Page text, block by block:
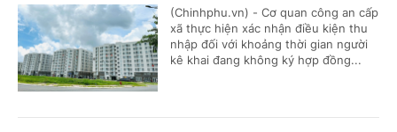
(Chinhphu.vn) - Cơ quan công an cấp
xã thực hiện xác nhận điều kiện thu
nhập đối với khoảng thời gian người
kê khai đang không ký hợp đồng...